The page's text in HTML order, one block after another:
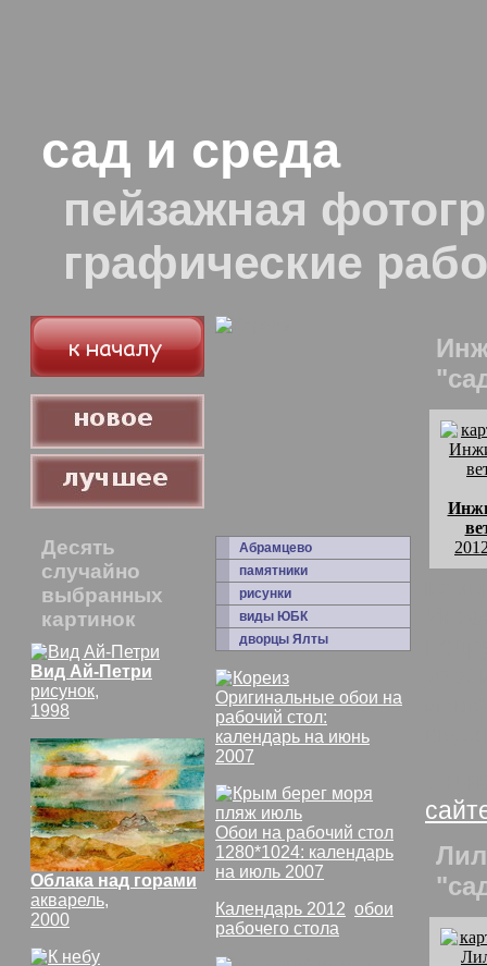
сад и среда
пейзажная
графические
Десять
случайно
выбранных
картинок
Вид Ай-Петри
рисунок,
1998
Облака над горами
акварель,
2000
Абрамцево
памятники
рисунки
виды ЮБК
дворцы Ялты
Оригинальные обои на
рабочий стол:
календарь на июнь
2007
Обои на рабочий стол
1280*1024: календарь
на июль 2007
Календарь 2012 обои
рабочего стола